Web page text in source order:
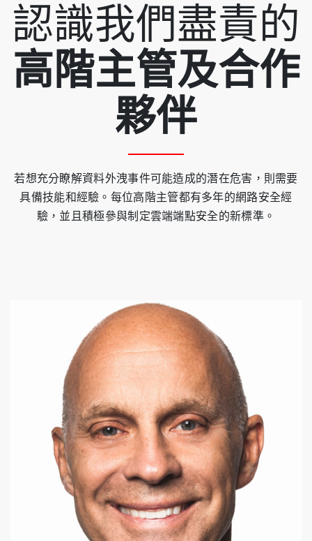
認識我們盡責的
高階主管及合作
夥伴
若想充分瞭解資料外洩事件可能造成的潛在危害，則需要
具備技能和經驗。每位高階主管都有多年的網路安全經
驗，並且積極參與制定雲端端點安全的新標準。